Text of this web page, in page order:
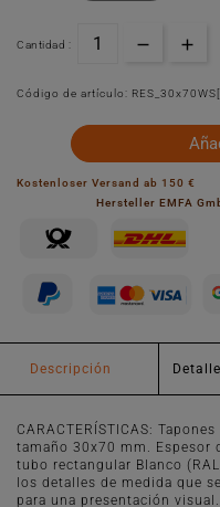
Cantidad :
Código de artículo:
Kostenloser Versand ab 150 €
Hersteller EMFA
Descripción
CARACTERÍSTICAS:
tamaño 30x70 mm. Espesor
tubo rectangular Blanco
los detalles de medida que
para una presentación visual.